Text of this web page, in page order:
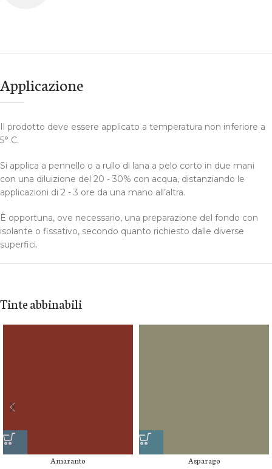
Applicazione
Il prodotto deve essere applicato a temperatura non inferiore a
5° C.
Si applica a pennello o a rullo di lana a pelo corto in due mani
con una diluizione del 20 - 30% con acqua, distanziando le
applicazioni di 2 - 3 ore da una mano all’altra.
È opportuna, ove necessario, una preparazione del fondo con
isolante o fissativo, secondo quanto richiesto dalle diverse
superfici.
Tinte abbinabili
Amaranto Asparago